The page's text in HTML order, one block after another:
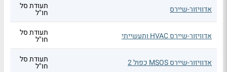
אדוויזור-שיירס תעודת סל
חו"ל
אדוויזור-שיירס HVAC ותעשייתי תעודת סל
חו"ל
אדוויזור-שיירס MSOS כפול 2 תעודת סל
חו"ל